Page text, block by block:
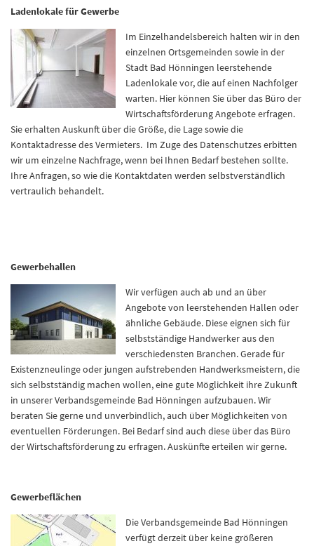
Ladenlokale für Gewerbe
Im Einzelhandelsbereich halten wir in den
einzelnen Ortsgemeinden sowie in der
Stadt Bad Hönningen leerstehende
Ladenlokale vor, die auf einen Nachfolger
warten. Hier können Sie über das Büro der
Wirtschaftsförderung Angebote erfragen.
Sie erhalten Auskunft über die Größe, die Lage sowie die
Kontaktadresse des Vermieters. Im Zuge des Datenschutzes erbitten
wir um einzelne Nachfrage, wenn bei Ihnen Bedarf bestehen sollte.
Ihre Anfragen, so wie die Kontaktdaten werden selbstverständlich
vertraulich behandelt.
Gewerbehallen
Wir verfügen auch ab und an über
Angebote von leerstehenden Hallen oder
ähnliche Gebäude. Diese eignen sich für
selbstständige Handwerker aus den
verschiedensten Branchen. Gerade für
Existenzneulinge oder jungen aufstrebenden Handwerksmeistern, die
sich selbstständig machen wollen, eine gute Möglichkeit ihre Zukunft
in unserer Verbandsgemeinde Bad Hönningen aufzubauen. Wir
beraten Sie gerne und unverbindlich, auch über Möglichkeiten von
eventuellen Förderungen. Bei Bedarf sind auch diese über das Büro
der Wirtschaftsförderung zu erfragen. Auskünfte erteilen wir gerne.
Gewerbeflächen
Die Verbandsgemeinde Bad Hönningen
verfügt derzeit über keine größeren